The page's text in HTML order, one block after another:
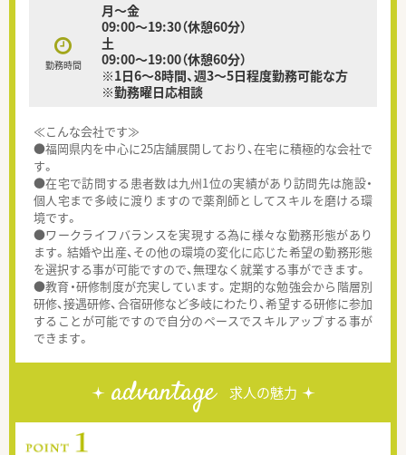
勤務時間
月～金
09:00～19:30（休憩60分）
土
09:00～19:00（休憩60分）
※1日6～8時間、週3～5日程度勤務可能な方
※勤務曜日応相談
≪こんな会社です≫
●福岡県内を中心に25店舗展開しており、在宅に積極的な会社で
す。
●在宅で訪問する患者数は九州1位の実績があり訪問先は施設・
個人宅まで多岐に渡りますので薬剤師としてスキルを磨ける環
境です。
●ワークライフバランスを実現する為に様々な勤務形態があり
ます。結婚や出産、その他の環境の変化に応じた希望の勤務形態
を選択する事が可能ですので、無理なく就業する事ができます。
●教育・研修制度が充実しています。定期的な勉強会から階層別
研修、接遇研修、合宿研修など多岐にわたり、希望する研修に参加
することが可能ですので自分のペースでスキルアップする事が
できます。
advantage 求人の魅力